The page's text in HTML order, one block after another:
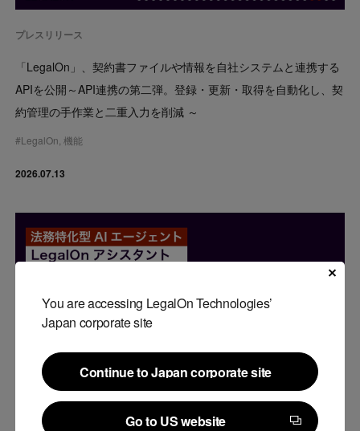
You are accessing LegalOn Technologies’
Japan corporate site
Continue to Japan corporate site
Continue to Japan corporate site
Go to US website
プレスリリース
「LegalOn」、契約書ファイルや情報を自社システムと連携する
APIを公開～API連携の第二弾。登録・更新・取得を自動化し、契
約管理の手作業と二重入力を削減 ～
#LegalOn ,機能
2026.07.13
プレスリリース